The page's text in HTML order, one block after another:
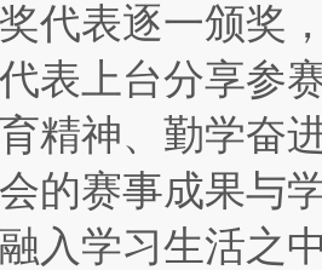
代表逐一颁奖
表上台分享参
精神、勤学奋
的赛事成果与
入学习生活之